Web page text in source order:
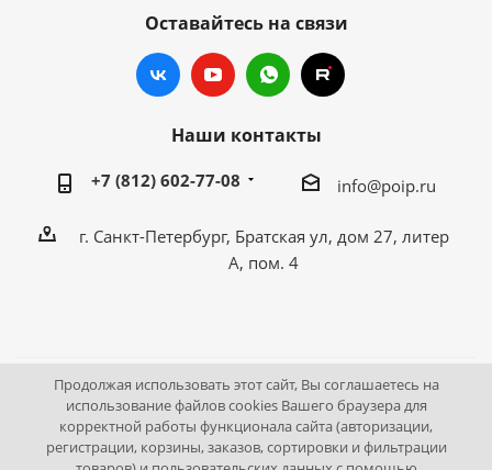
Оставайтесь на связи
Наши контакты
+7 (812) 602-77-08 info@poip.ru
г. Санкт-Петербург, Братская ул, дом 27, литер
А, пом. 4
2009 - 2026 © Промышленное оборудование Интернет
портал.
195043, г. Санкт-Петербург, Братская ул, дом 27, литер А,
Продолжая использовать этот сайт, Вы соглашаетесь на
использование файлов cookies Вашего браузера для
корректной работы функционала сайта (авторизации,
регистрации, корзины, заказов, сортировки и фильтрации